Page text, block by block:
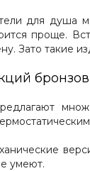
для душа
проще.
Зато такие
умеют.